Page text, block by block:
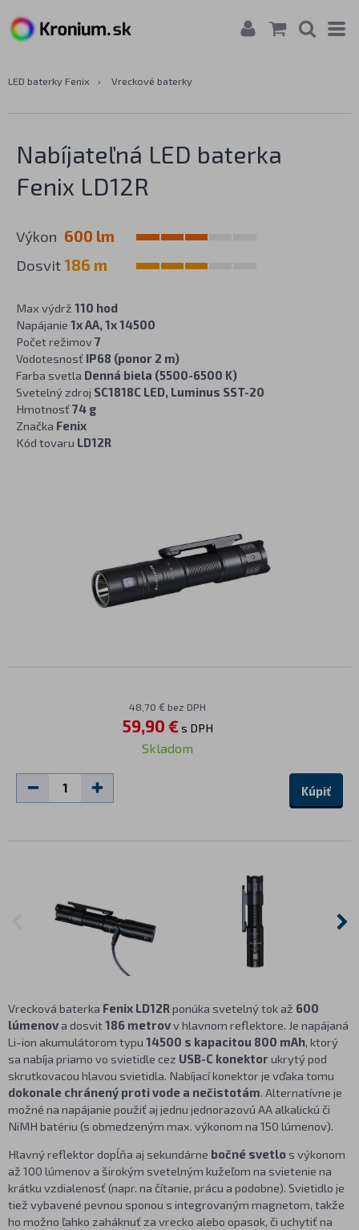
LED baterky Fenix › Vreckové baterky
Nabíjateľná LED baterka
Fenix LD12R
Výkon 600 lm
Dosvit186 m
Max výdrž 110 hod
Napájanie 1x AA, 1x 14500
Počet režimov7
Vodotesnosť IP68 (ponor 2 m)
Farba svetla Denná biela (5500-6500 K)
Svetelný zdroj SC1818C LED, Luminus SST-20
Hmotnosť 74 g
Značka Fenix
Kód tovaru LD12R
48,70 € bez DPH
59,90 €s DPH
Skladom
Kúpiť
Vrecková baterka Fenix LD12Rponúka svetelný tok až 600
lúmenova dosvit186 metrovv hlavnom reflektore. Je napájaná
Li-ion akumulátorom typu 14500 s kapacitou 800 mAh, ktorý
sa nabíja priamo vo svietidle cez USB-C konektorukrytý pod
skrutkovacou hlavou svietidla. Nabíjací konektor je vďaka tomu
dokonale chránený proti vode a nečistotám. Alternatívne je
možné na napájanie použiť aj jednu jednorazovú AA alkalickú či
NiMH batériu (s obmedzeným max. výkonom na 150 lúmenov).
Hlavný reflektor dopĺňa aj sekundárne bočné svetlo s výkonom
až 100 lúmenov a širokým svetelným kužeľom na svietenie na
krátku vzdialenosť (napr. na čítanie, prácu a podobne). Svietidlo je
tiež vybavené pevnou sponou s integrovaným magnetom, takže
ho možno ľahko zaháknuť za vrecko alebo opasok, či uchytiť na